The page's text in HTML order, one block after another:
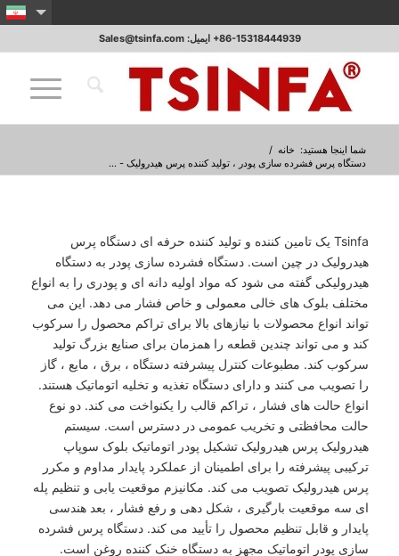
‎+86-15318444939 ایمیل: Sales@tsinfa.com
شما اینجا هستید: خانه /
دستگاه پرس فشرده سازی پودر ، تولید کننده پرس هیدرولیک - ...
Tsinfa یک تامین کننده و تولید کننده حرفه ای دستگاه پرس
هیدرولیک در چین است. دستگاه فشرده سازی پودر به دستگاه
هیدرولیکی گفته می شود که مواد اولیه دانه ای و پودری را به انواع
مختلف بلوک های خالی معمولی و خاص فشار می دهد. این می
تواند انواع محصولات با نیازهای بالا برای تراکم محصول را سرکوب
کند و می تواند چندین قطعه را همزمان برای صنایع بزرگ تولید
سرکوب کند. مطبوعات کنترل پیشرفته دستگاه ، برق ، مایع ، گاز
را تصویب می کنند و دارای دستگاه تغذیه و تخلیه اتوماتیک هستند.
انواع حالت های فشار ، تراکم قالب را یکنواخت می کند. دو نوع
حالت محافظتی و تخریب عمومی در دسترس است. سیستم
هیدرولیک پرس هیدرولیک تشکیل پودر اتوماتیک بلوک سوپاپ
ترکیبی پیشرفته را برای اطمینان از عملکرد پایدار مداوم و مکرر
پرس هیدرولیک تصویب می کند. مکانیزم موقعیت یابی و تنظیم پله
ای سه موقعیت بارگیری ، شکل دهی و رفع فشار ، بعد هندسی
پایدار و قابل تنظیم محصول را تأیید می کند. دستگاه پرس فشرده
سازی پودر اتوماتیک مجهز به دستگاه خنک کننده روغن است.